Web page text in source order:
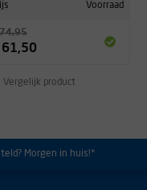
Voorraad
61,50
Vergelijk product
Morgen in huis!*